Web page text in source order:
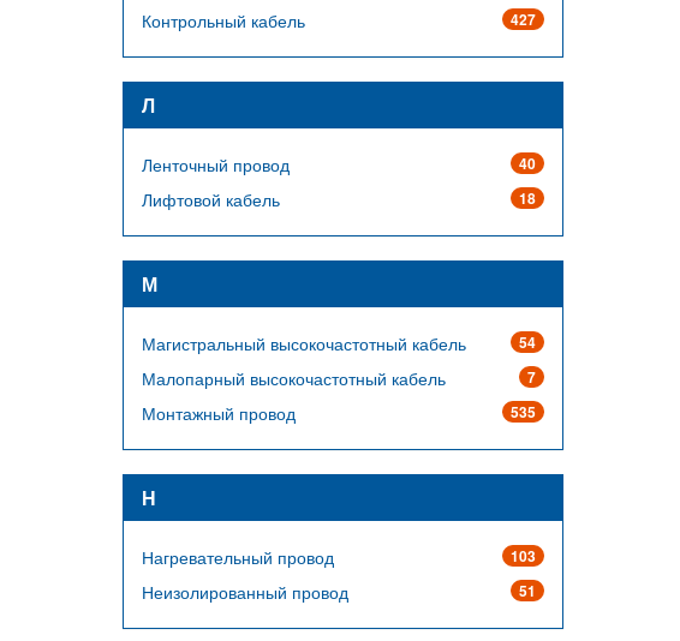
427
Контрольный кабель
Л
40
Ленточный провод
18
Лифтовой кабель
М
54
Магистральный высокочастотный кабель
7
Малопарный высокочастотный кабель
535
Монтажный провод
Н
103
Нагревательный провод
51
Неизолированный провод